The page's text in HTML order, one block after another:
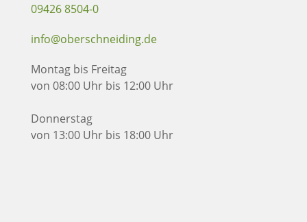
09426 8504-0
info@oberschneiding.de
Montag bis Freitag
von 08:00 Uhr bis 12:00 Uhr
Donnerstag
von 13:00 Uhr bis 18:00 Uhr